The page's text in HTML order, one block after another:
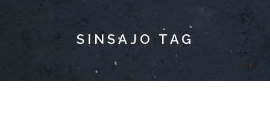
SINSAJO TAG